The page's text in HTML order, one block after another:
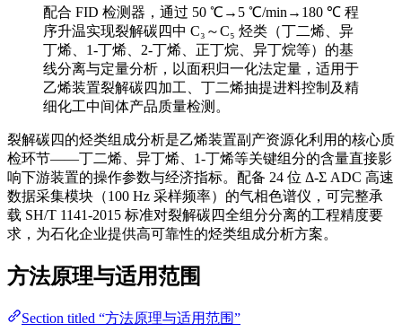
配合 FID 检测器，通过 50 ℃→5 ℃/min→180 ℃ 程
序升温实现裂解碳四中 C₃～C₅ 烃类（丁二烯、异
丁烯、1-丁烯、2-丁烯、正丁烷、异丁烷等）的基
线分离与定量分析，以面积归一化法定量，适用于
乙烯装置裂解碳四加工、丁二烯抽提进料控制及精
细化工中间体产品质量检测。
裂解碳四的烃类组成分析是乙烯装置副产资源化利用的核心质
检环节——丁二烯、异丁烯、1-丁烯等关键组分的含量直接影
响下游装置的操作参数与经济指标。配备 24 位 Δ-Σ ADC 高速
数据采集模块（100 Hz 采样频率）的气相色谱仪，可完整承
载 SH/T 1141-2015 标准对裂解碳四全组分分离的工程精度要
求，为石化企业提供高可靠性的烃类组成分析方案。
方法原理与适用范围
Section titled “方法原理与适用范围”